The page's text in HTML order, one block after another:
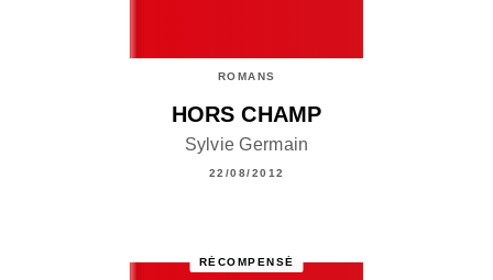
ROMANS
HORS CHAMP
Sylvie Germain
22/08/2012
RÉCOMPENSÉ